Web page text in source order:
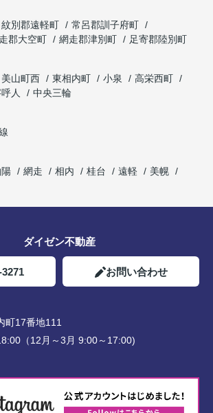
紋別郡遠軽町
常呂郡訓子府町
郡大空町 網走郡津別町
足寄郡陸別町
美山町西 東相内町 小泉
高栄西町
人
中央三輪
網走 相内 桂台 遠軽
美幌
ダイゼン不動産
お問い合わせ
町17番地111
（12月～3月 9:00～17:00)